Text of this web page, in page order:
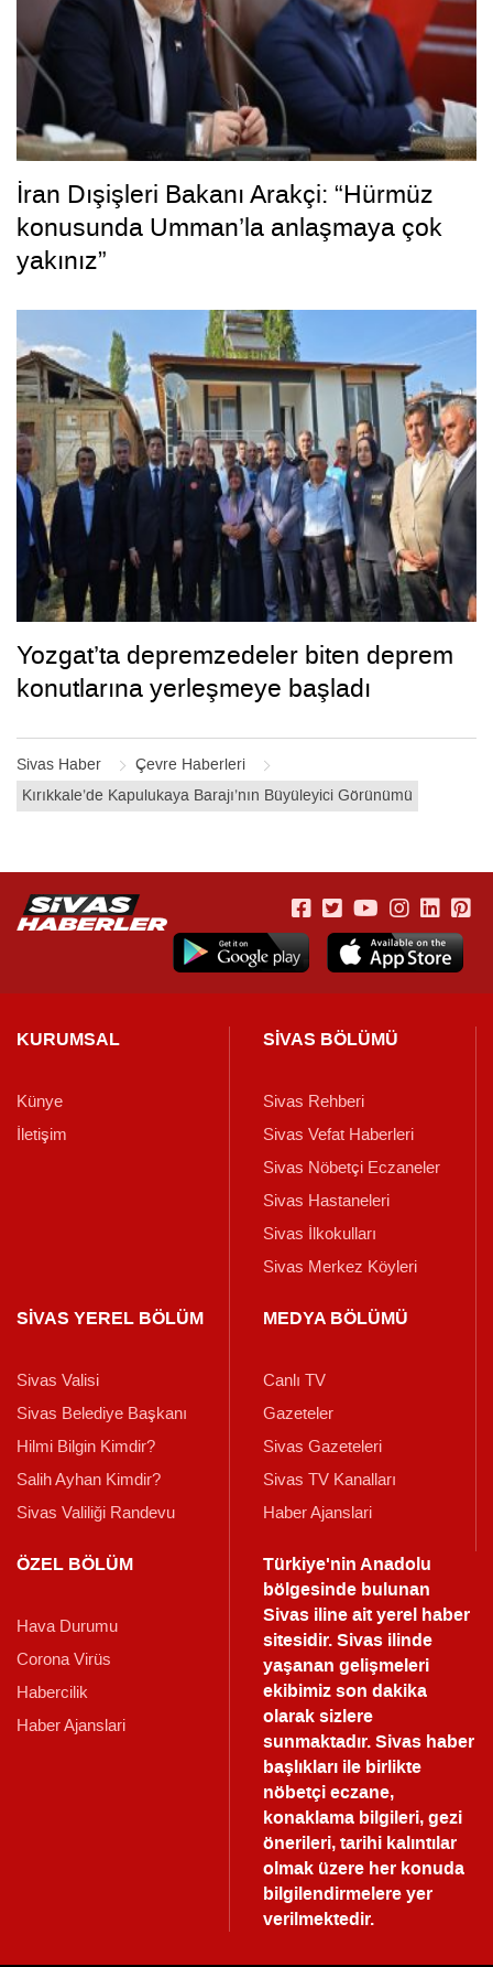
Sivas Haber
Çevre Haberleri
Kırıkkale’de Kapulukaya Barajı’nın Büyüleyici Görünümü
İran Dışişleri Bakanı Arakçi: “Hürmüz
konusunda Umman’la anlaşmaya çok
yakınız”
Yozgat’ta depremzedeler biten deprem
konutlarına yerleşmeye başladı
KURUMSAL
Künye
İletişim
SİVAS BÖLÜMÜ
Sivas Rehberi
Sivas Vefat Haberleri
Sivas Nöbetçi Eczaneler
Sivas Hastaneleri
Sivas İlkokulları
Sivas Merkez Köyleri
SİVAS YEREL BÖLÜM
Sivas Valisi
Sivas Belediye Başkanı
Hilmi Bilgin Kimdir?
Salih Ayhan Kimdir?
Sivas Valiliği Randevu
MEDYA BÖLÜMÜ
Canlı TV
Gazeteler
Sivas Gazeteleri
Sivas TV Kanalları
Haber Ajanslari
ÖZEL BÖLÜM
Hava Durumu
Corona Virüs
Habercilik
Haber Ajanslari
Türkiye'nin Anadolu
bölgesinde bulunan
Sivas iline ait yerel haber
sitesidir. Sivas ilinde
yaşanan gelişmeleri
ekibimiz son dakika
olarak sizlere
sunmaktadır.Sivas haber
başlıkları ile birlikte
nöbetçi eczane,
konaklama bilgileri, gezi
önerileri, tarihi kalıntılar
olmak üzere her konuda
bilgilendirmelere yer
verilmektedir.